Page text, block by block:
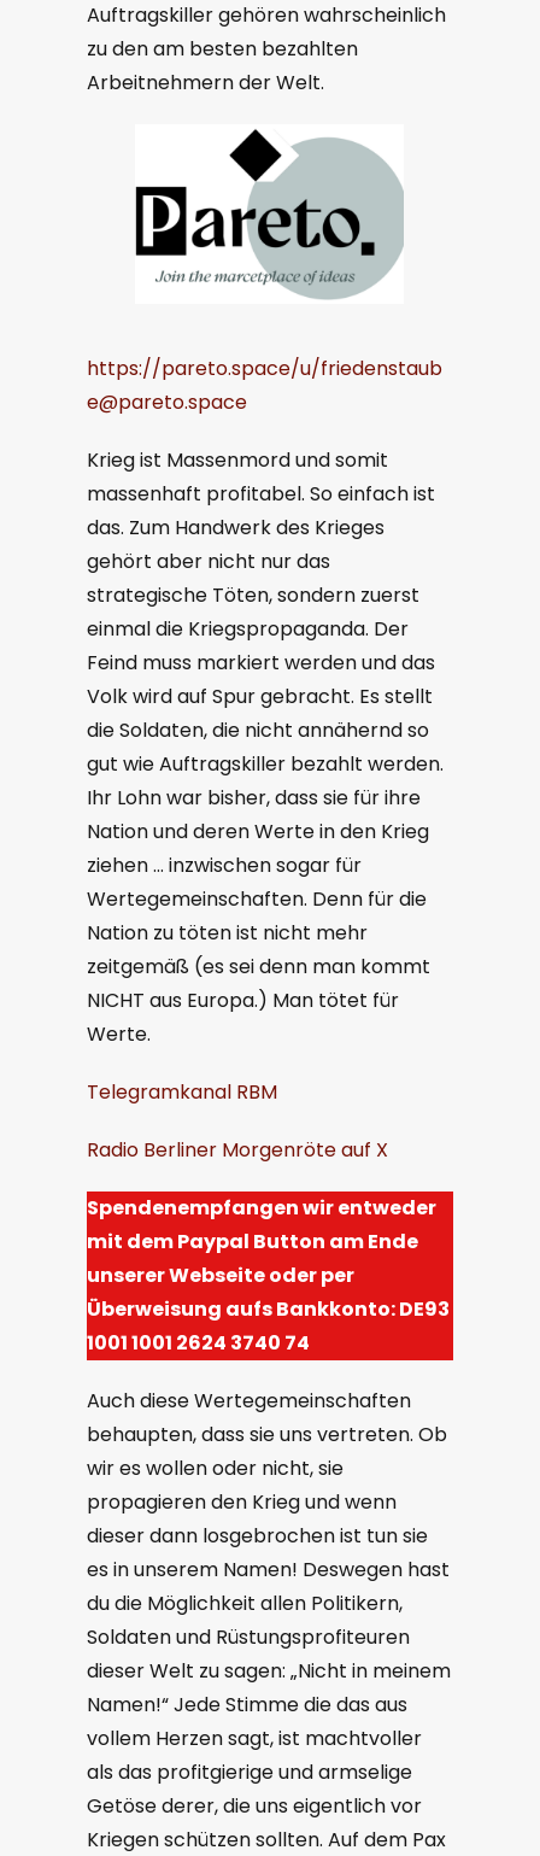
Auftragskiller gehören wahrscheinlich
zu den am besten bezahlten
Arbeitnehmern der Welt.
https://pareto.space/u/friedenstaub
e@pareto.space
Krieg ist Massenmord und somit
massenhaft profitabel. So einfach ist
das. Zum Handwerk des Krieges
gehört aber nicht nur das
strategische Töten, sondern zuerst
einmal die Kriegspropaganda. Der
Feind muss markiert werden und das
Volk wird auf Spur gebracht. Es stellt
die Soldaten, die nicht annähernd so
gut wie Auftragskiller bezahlt werden.
Ihr Lohn war bisher, dass sie für ihre
Nation und deren Werte in den Krieg
ziehen … inzwischen sogar für
Wertegemeinschaften. Denn für die
Nation zu töten ist nicht mehr
zeitgemäß (es sei denn man kommt
NICHT aus Europa.) Man tötet für
Werte.
Telegramkanal RBM
Radio Berliner Morgenröte auf X
Spendenempfangen wir entweder
mit dem Paypal Button am Ende
unserer Webseite oder per
Überweisung aufs Bankkonto: DE93
1001 1001 2624 3740 74
Auch diese Wertegemeinschaften
behaupten, dass sie uns vertreten. Ob
wir es wollen oder nicht, sie
propagieren den Krieg und wenn
dieser dann losgebrochen ist tun sie
es in unserem Namen! Deswegen hast
du die Möglichkeit allen Politikern,
Soldaten und Rüstungsprofiteuren
dieser Welt zu sagen: „Nicht in meinem
Namen!“ Jede Stimme die das aus
vollem Herzen sagt, ist machtvoller
als das profitgierige und armselige
Getöse derer, die uns eigentlich vor
Kriegen schützen sollten. Auf dem Pax